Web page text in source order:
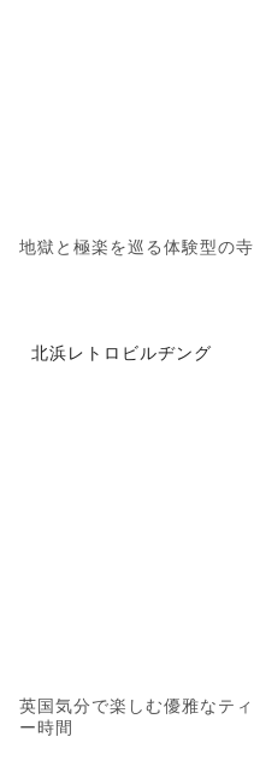
地獄と極楽を巡る体験型の寺
北浜レトロビルヂング
英国気分で楽しむ優雅なティ
ー時間